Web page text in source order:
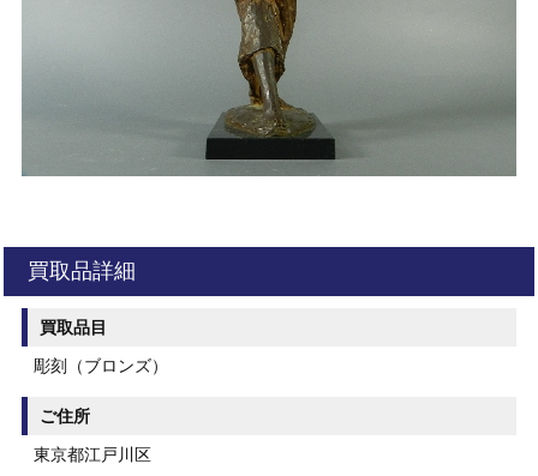
買取品詳細
買取品目
彫刻（ブロンズ）
ご住所
東京都江戸川区